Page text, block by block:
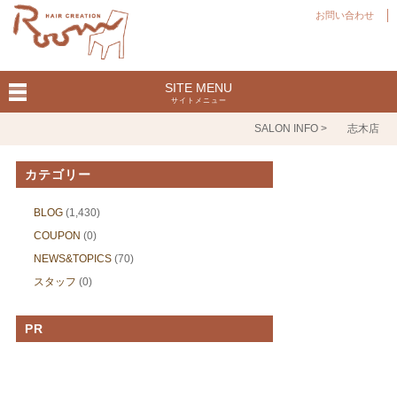
お問い合わせ
SITE MENU
サイトメニュー
SALON INFO > 志木店
カテゴリー
BLOG(1,430)
COUPON (0)
NEWS&TOPICS(70)
スタッフ (0)
PR